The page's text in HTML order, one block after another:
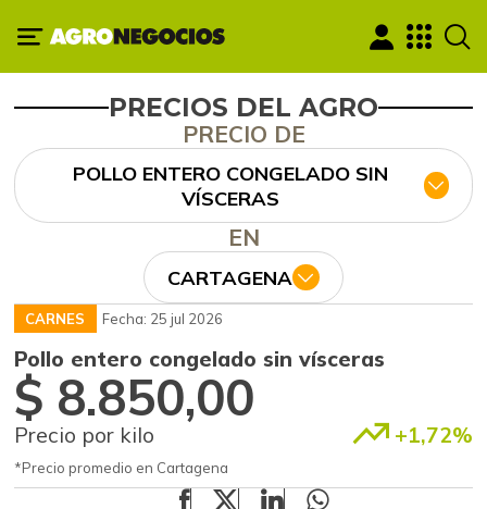
PRECIOS DEL AGRO
PRECIO DE
POLLO ENTERO CONGELADO SIN
VÍSCERAS
EN
CARTAGENA
CARNES Fecha: 25 jul 2026
Pollo entero congelado sin vísceras
$ 8.850,00
Precio por kilo +1,72%
*Precio promedio en Cartagena